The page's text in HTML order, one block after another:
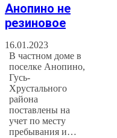
Анопино не
резиновое
16.01.2023
В частном доме в
поселке Анопино,
Гусь-
Хрустального
района
поставлены на
учет по месту
пребывания и…